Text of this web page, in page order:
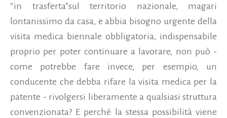
“in trasferta”sul territorio nazionale, magari
lontanissimo da casa, e abbia bisogno urgente della
visita medica biennale obbligatoria, indispensabile
proprio per poter continuare a lavorare, non può -
come potrebbe fare invece, per esempio, un
conducente che debba rifare la visita medica per la
patente - rivolgersi liberamente a qualsiasi struttura
convenzionata? E perché la stessa possibilità viene